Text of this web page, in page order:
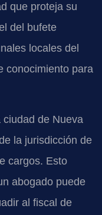
que proteja su
del bufete
locales del
conocimiento para
de Nueva
la jurisdicción de
cargos. Esto
abogado puede
al fiscal de